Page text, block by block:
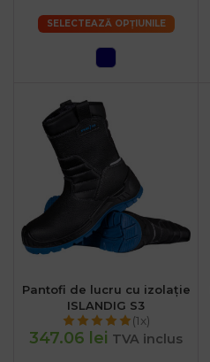
SELECTEAZĂ OPȚIUNILE
Pantofi de lucru cu izolație
ISLANDIG S3
(1x)
347.06 lei TVA inclus